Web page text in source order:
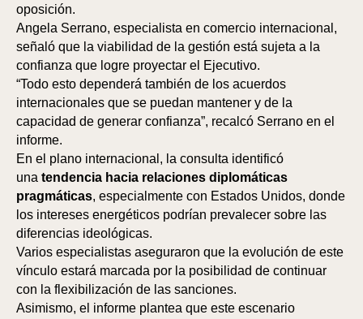
oposición.
Angela Serrano, especialista en comercio internacional,
señaló que la viabilidad de la gestión está sujeta a la
confianza que logre proyectar el Ejecutivo.
“Todo esto dependerá también de los acuerdos
internacionales que se puedan mantener y de la
capacidad de generar confianza”, recalcó Serrano en el
informe.
En el plano internacional, la consulta identificó
una tendencia hacia relaciones diplomáticas
pragmáticas, especialmente con Estados Unidos, donde
los intereses energéticos podrían prevalecer sobre las
diferencias ideológicas.
Varios especialistas aseguraron que la evolución de este
vínculo estará marcada por la posibilidad de continuar
con la flexibilización de las sanciones.
Asimismo, el informe plantea que este escenario